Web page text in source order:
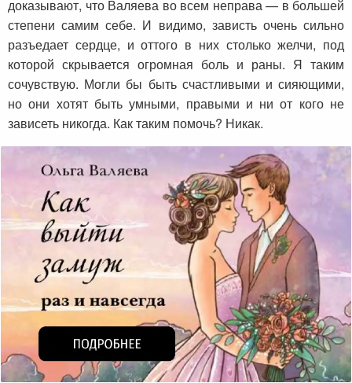
доказывают, что Валяева во всем неправа — в большей
степени самим себе. И видимо, зависть очень сильно
разъедает сердце, и оттого в них столько желчи, под
которой скрывается огромная боль и раны. Я таким
сочувствую. Могли бы быть счастливыми и сияющими,
но они хотят быть умными, правыми и ни от кого не
зависеть никогда. Как таким помочь? Никак.